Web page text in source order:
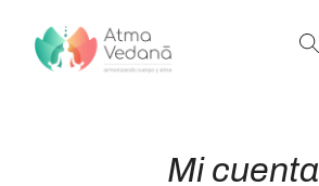
Mi cuenta